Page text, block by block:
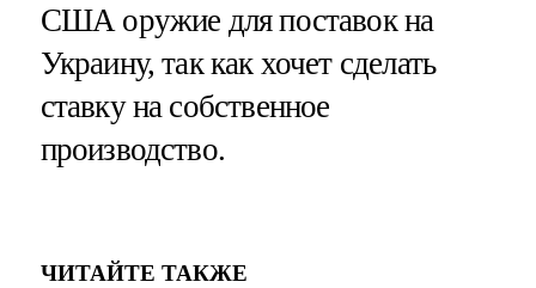
США оружие для поставок на
Украину, так как хочет сделать
ставку на собственное
производство.
ЧИТАЙТЕ ТАКЖЕ